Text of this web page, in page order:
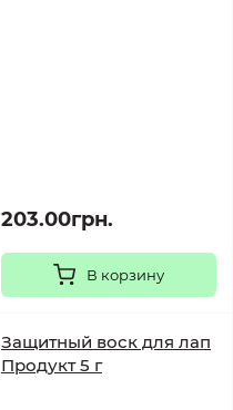
203.00грн.
В корзину
Защитный воск для лап
Продукт 5 г